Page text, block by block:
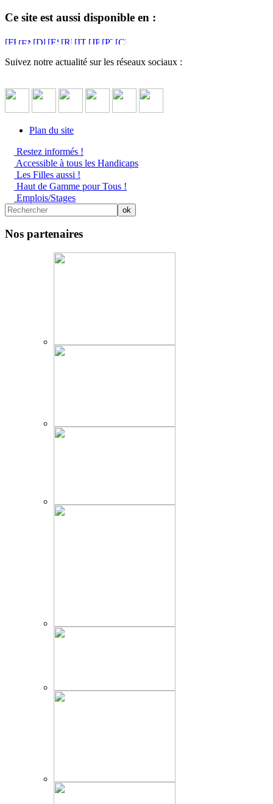
Ce site est aussi disponible en :
Suivez notre actualité sur les réseaux sociaux :
Plan du site
Restez informés !
Accessible à tous les Handicaps
Les Filles aussi !
Haut de Gamme pour Tous !
Emplois/Stages
Nos partenaires